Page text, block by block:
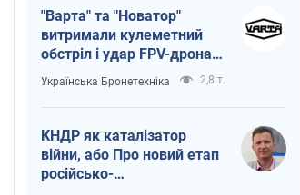
"Варта" та "Новатор"
витримали кулеметний
обстріл і удар FPV-дрона,
врятувавши життя
офіцеру ЗСУ
Українська Бронетехніка 2,8 т.
КНДР як каталізатор
війни, або Про новий етап
російсько-